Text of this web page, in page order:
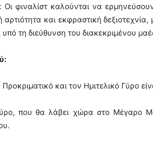
: Οι φιναλίστ καλούνται να
αρτιότητα και εκφραστική
τη διεύθυνση του διακεκριμένου
και τον Ημιτελικό Γύρο
που θα λάβει χώρα στο Μέγαρο